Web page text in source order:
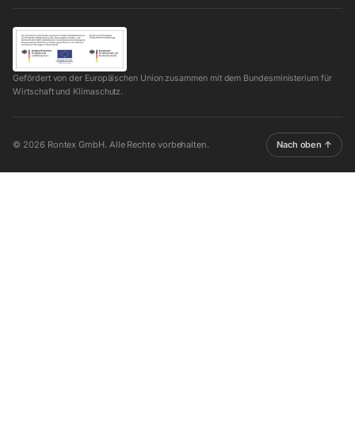
Gefördert von der Europäischen Union zusammen mit dem Bundesministerium für
Wirtschaft und Klimaschutz.
© 2026 Rontex GmbH. Alle Rechte vorbehalten. Nach oben ↑